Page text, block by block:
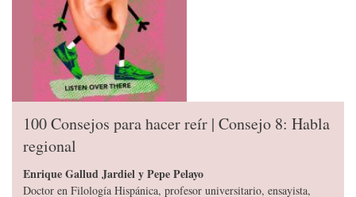
100 Consejos para hacer reír | Consejo 8: Habla
regional
Enrique Gallud Jardiel y Pepe Pelayo
Doctor en Filología Hispánica, profesor universitario, ensayista,